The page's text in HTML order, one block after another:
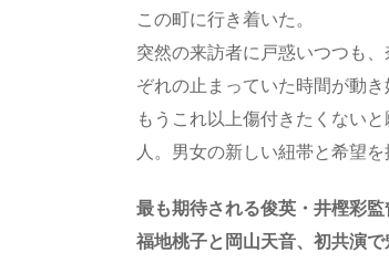
この町に行き着いた。
突然の来訪者に戸惑いつつも
ぞれの止まっていた時間が動き
もうこれ以上傷付きたくない
人。男女の新しい紐帯と希望
最も期待される俊英・井樫彩
福地桃子と岡山天音、初共演